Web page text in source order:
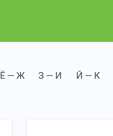
Ё — Ж З — И Й — К